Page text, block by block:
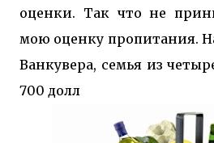
оценки. Так что не
мою оценку пропитания.
Ванкувера, семья из
700 долл